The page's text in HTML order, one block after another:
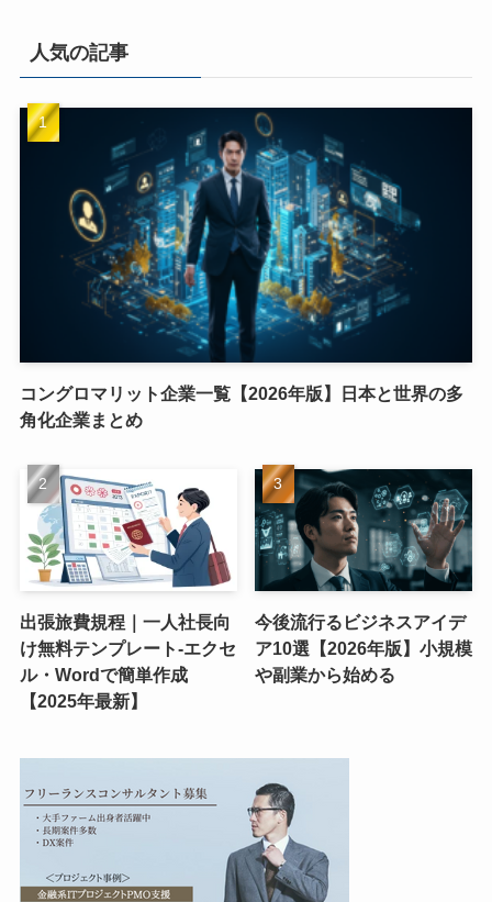
人気の記事
コングロマリット企業一覧【2026年版】日本と世界の多
角化企業まとめ
出張旅費規程｜一人社長向
け無料テンプレート-エクセ
ル・Wordで簡単作成
【2025年最新】
今後流行るビジネスアイデ
ア10選【2026年版】小規模
や副業から始める